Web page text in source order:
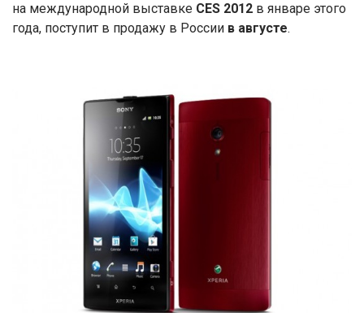
на международной выставке CES 2012 в январе этого
года, поступит в продажу в России в августе.